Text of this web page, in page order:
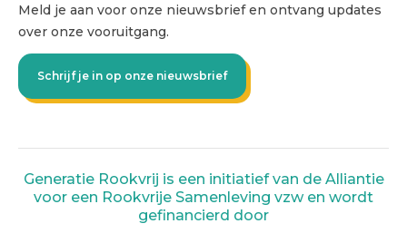
Meld je aan voor onze nieuwsbrief en ontvang updates
over onze vooruitgang.
Schrijf je in op onze nieuwsbrief
Generatie Rookvrij is een initiatief van de Alliantie
voor een Rookvrije Samenleving vzw en wordt
gefinancierd door